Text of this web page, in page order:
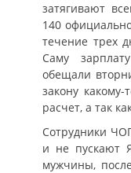
затягивают
140
течение трех
Саму
обещали
закону
расчет, а так
Сотрудники
и не пускают
мужчины,